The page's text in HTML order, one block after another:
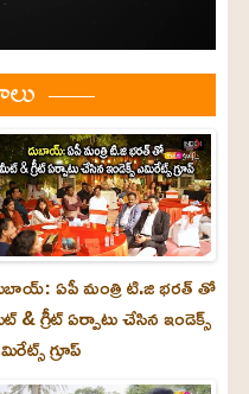
ఏపీ మంత్రి టి.జి భరత్ తో
& గ్రీట్ ఏర్పాటు చేసిన ఇండెక్స్
గ్రూప్